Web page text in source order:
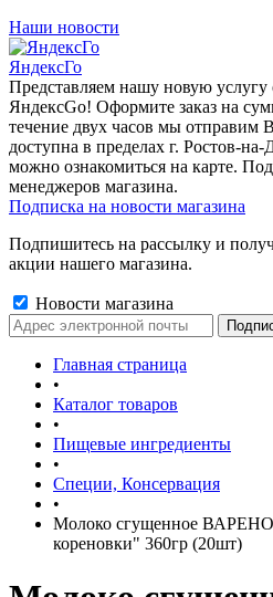
Наши новости
ЯндексГо
Представляем нашу новую услугу
ЯндексGo! Оформите заказ на
течение двух часов мы отправим
доступна в пределах г. Ростов-
можно ознакомиться на карте.
менеджеров магазина.
Подписка на новости магазина
Подпишитесь на рассылку и
акции нашего магазина.
Новости магазина
Главная страница
•
Каталог товаров
•
Пищевые ингредиенты
•
Специи, Консервация
•
Молоко сгущенное
кореновки" 360гр (20шт)